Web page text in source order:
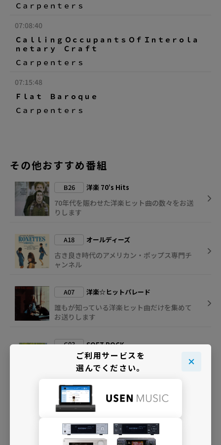
Ｃａｒｐｅｎｔｅｒｓ
07:08:40
Ｃａｌｌｉｎｇ Ｏｃｃｕｐａｎｔｓ Ｏｆ Ｉｎｔｅｒｏｌａ
ｎｅｔａｒｙ Ｃｒａｆｔ
Ｃａｒｐｅｎｔｅｒｓ
07:15:48
Ｆｌａｔ Ｂａｒｏｑｕｅ
Ｃａｒｐｅｎｔｅｒｓ
その他おすすめ番組
B26 洋楽 70’s Hits
70年代を賑わせた洋楽ヒット曲の数々をお送
りします
A18 オールディーズ
古き良き時代のアメリカン・ポップス専門チ
ャンネル
A07 洋楽☆ヒットパレード
誰もが知っている洋楽ヒット曲だけを集めて
お送りします
C03 SOFT ROCK
60～70年代のお洒落なソフト・ロックを集め
B14 CONTEMPORARY VOCAL
旬の洋楽の中から明るく爽やかなヴォーカル
をセレクション
ご利用サービスを
選んでください。